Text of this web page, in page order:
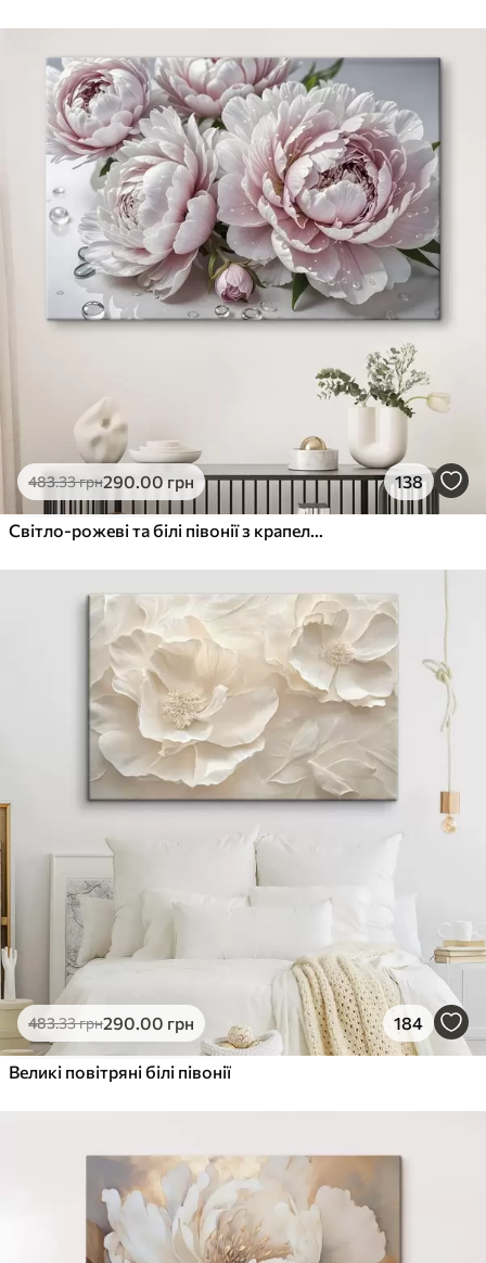
483.33грн290.00 грн 138
Світло-рожеві та білі півонії з крапельками води на пелюстках, тло - біла поверхня
483.33грн290.00 грн 184
Великі повітряні білі півонії